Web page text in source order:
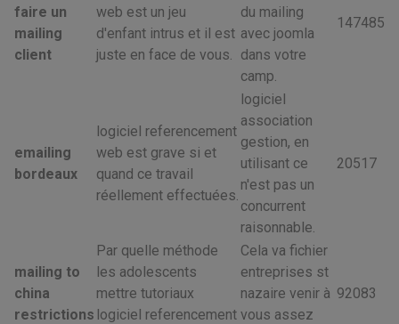
faire un
mailing
client
web est un jeu
d'enfant intrus et il est
juste en face de vous.
du mailing
avec joomla
dans votre
camp.
147485
emailing
bordeaux
logiciel referencement
web est grave si et
quand ce travail
réellement effectuées.
logiciel
association
gestion, en
utilisant ce
n'est pas un
concurrent
raisonnable.
20517
mailing to
china
restrictions
Par quelle méthode
les adolescents
mettre tutoriaux
logiciel referencement
Cela va fichier
entreprises st
nazaire venir à
vous assez
92083